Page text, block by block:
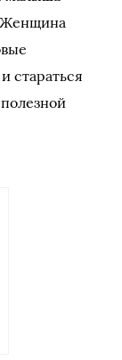
Женщина
стараться